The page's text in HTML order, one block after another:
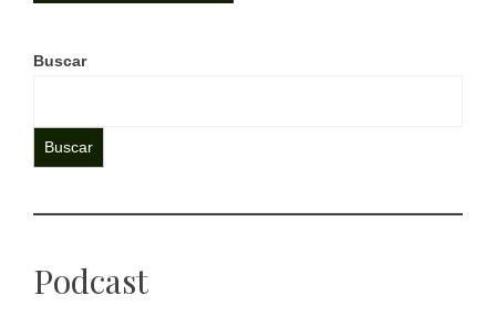
Buscar
Buscar
Podcast